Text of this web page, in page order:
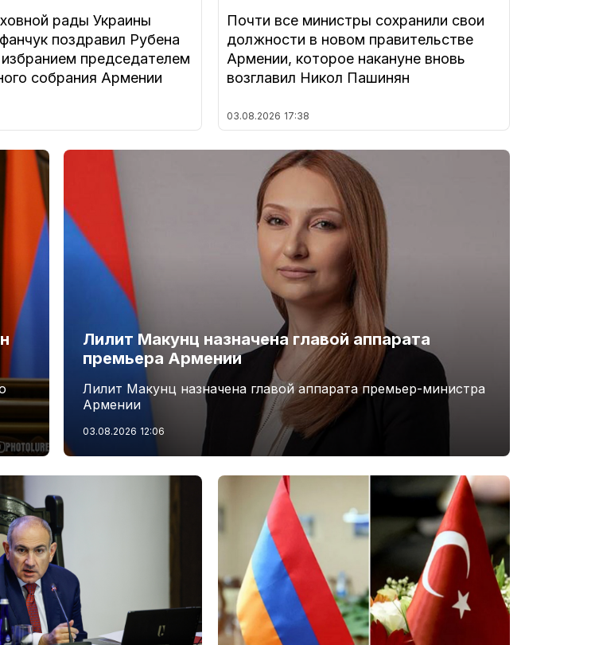
рады Украины
поздравил Рубена
председателем
собрания Армении
Почти все министры сохранили свои
должности в новом правительстве
Армении, которое накануне вновь
возглавил Никол Пашинян
03.08.2026 17:38
Лилит Макунц назначена главой аппарата
премьера Армении
Лилит Макунц назначена главой аппарата премьер-министра
Армении
03.08.2026 12:06